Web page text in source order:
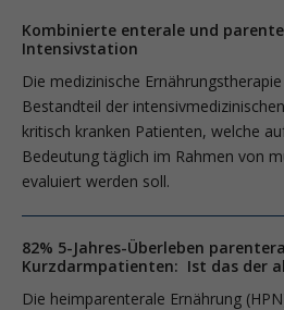
Kombinierte enterale und
Intensivstation
Die medizinische
Bestandteil der
kritisch kranken Patienten, welche
Bedeutung täglich im Rahmen von
evaluiert werden soll.
82% 5-Jahres-Überleben
Kurzdarmpatienten: Ist das der
Die heimparenterale Ernährung